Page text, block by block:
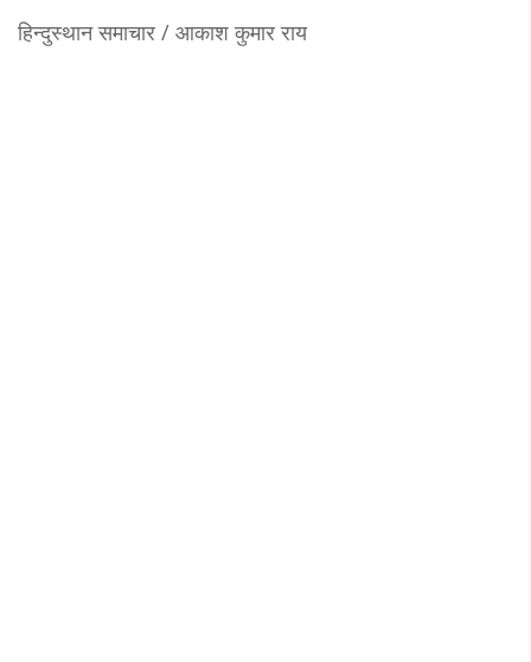
हिन्दुस्थान समाचार / आकाश कुमार राय